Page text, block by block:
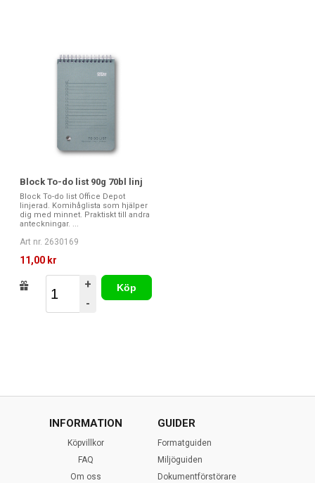
Block To-do list 90g 70bl linj
Block To-do list Office Depot
linjerad. Komihåglista som hjälper
dig med minnet. Praktiskt till andra
anteckningar. ...
Art nr. 2630169
11,00 kr
+
-
Köp
INFORMATION
Köpvillkor
FAQ
Om oss
GUIDER
Formatguiden
Miljöguiden
Dokumentförstörare